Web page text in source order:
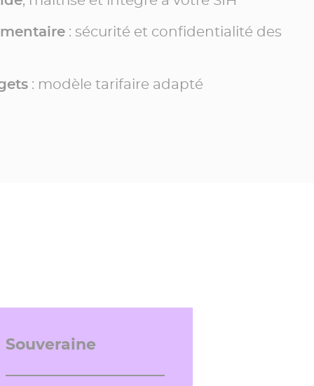
: sécurité et confidentialité des
: modèle tarifaire adapté
Souveraine